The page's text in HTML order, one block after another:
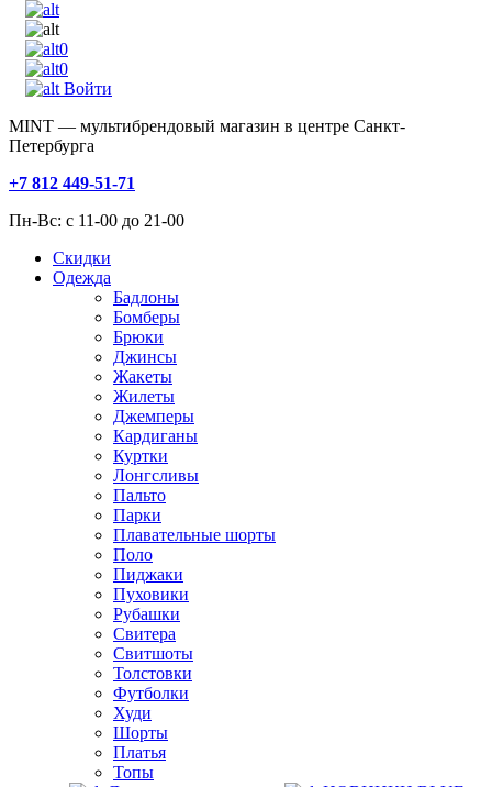
0
0
Войти
MINT — мультибрендовый магазин в центре Санкт-
Петербурга
+7 812 449-51-71
Пн-Вс: с 11-00 до 21-00
Скидки
Одежда
Бадлоны
Бомберы
Брюки
Джинсы
Жакеты
Жилеты
Джемперы
Кардиганы
Куртки
Лонгсливы
Пальто
Парки
Плавательные шорты
Поло
Пиджаки
Пуховики
Рубашки
Свитера
Свитшоты
Толстовки
Футболки
Худи
Шорты
Платья
Топы